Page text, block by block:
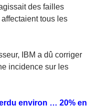
des failles
tous les
IBM a dû corriger
incidence sur les
environ … 20% en